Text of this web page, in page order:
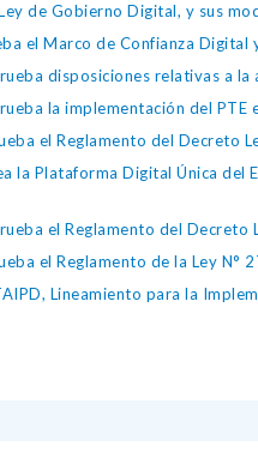
de Gobierno Digital, y sus
el Marco de Confianza
disposiciones relativas a
la implementación del PTE
el Reglamento del Decreto
la Plataforma Digital Única
el Reglamento del Decreto
el Reglamento de la Ley N°
Lineamiento para la